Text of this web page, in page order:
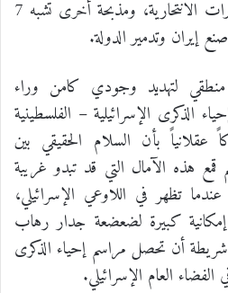
الفاشي، بل المزيد من التفجيرات الانتحارية، ومذبحة أخرى تشبه 7
إيران وتدمير الدولة.
لتهديد وجودي كامن وراء
الذكرى الإسرائيلية – الفلسطينية
عقلانياً بأن السلام الحقيقي بين
هذه الآمال التي قد تبدو غريبة
تظهر في اللاوعي الإسرائيلي،
كبيرة لضعضعة جدار رهاب
شريطة أن تحصل مراسم إحياء الذكرى
العام الإسرائيلي.